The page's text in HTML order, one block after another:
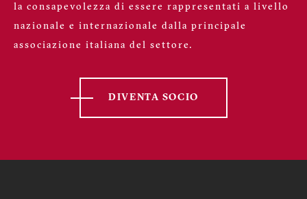
la consapevolezza di essere rappresentati a livello
nazionale e internazionale dalla principale
associazione italiana del settore.
DIVENTA SOCIO